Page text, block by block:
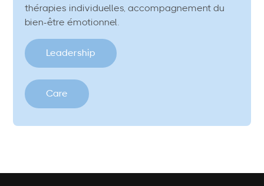
thérapies individuelles, accompagnement du
bien-être émotionnel.
Leadership
Care